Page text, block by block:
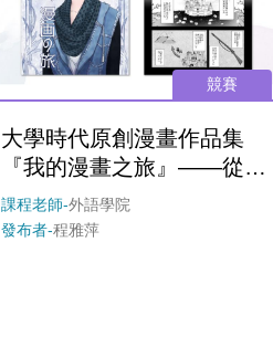
競賽
大學時代原創漫畫作品集
『我的漫畫之旅』——從零
開始學漫畫
課程老師-外語學院
發布者-程雅萍